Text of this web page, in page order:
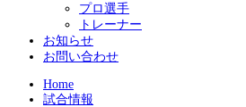
プロ選手
トレーナー
お知らせ
お問い合わせ
Home
試合情報